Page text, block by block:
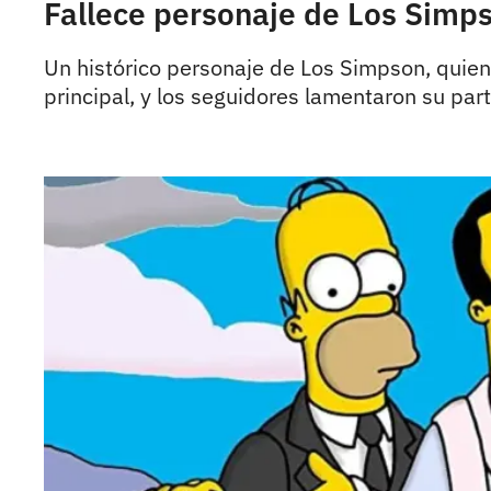
Fallece personaje de Los
Un histórico personaje de Los Simpson,
principal, y los seguidores lamentaron su